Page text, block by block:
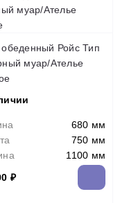
Ройс Тип
муар/Ателье
680 мм
750 мм
1100 мм
₽